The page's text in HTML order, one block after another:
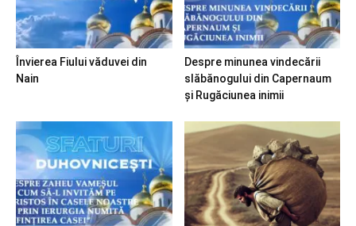
Învierea Fiului văduvei din
Nain
Despre minunea vindecării
slăbănogului din Capernaum
și Rugăciunea inimii